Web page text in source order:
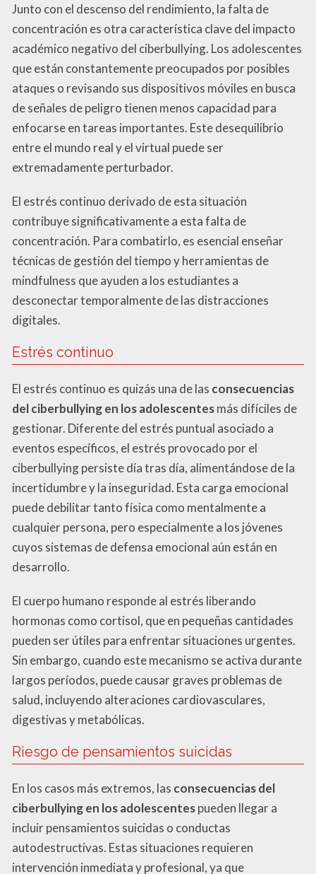
Junto con el descenso del rendimiento, la falta de
concentración es otra característica clave del impacto
académico negativo del ciberbullying. Los adolescentes
que están constantemente preocupados por posibles
ataques o revisando sus dispositivos móviles en busca
de señales de peligro tienen menos capacidad para
enfocarse en tareas importantes. Este desequilibrio
entre el mundo real y el virtual puede ser
extremadamente perturbador.
El estrés continuo derivado de esta situación
contribuye significativamente a esta falta de
concentración. Para combatirlo, es esencial enseñar
técnicas de gestión del tiempo y herramientas de
mindfulness que ayuden a los estudiantes a
desconectar temporalmente de las distracciones
digitales.
Estrés continuo
El estrés continuo es quizás una de las consecuencias
del ciberbullying en los adolescentesmás difíciles de
gestionar. Diferente del estrés puntual asociado a
eventos específicos, el estrés provocado por el
ciberbullying persiste día tras día, alimentándose de la
incertidumbre y la inseguridad. Esta carga emocional
puede debilitar tanto física como mentalmente a
cualquier persona, pero especialmente a los jóvenes
cuyos sistemas de defensa emocional aún están en
desarrollo.
El cuerpo humano responde al estrés liberando
hormonas como cortisol, que en pequeñas cantidades
pueden ser útiles para enfrentar situaciones urgentes.
Sin embargo, cuando este mecanismo se activa durante
largos períodos, puede causar graves problemas de
salud, incluyendo alteraciones cardiovasculares,
digestivas y metabólicas.
Riesgo de pensamientos suicidas
En los casos más extremos, las consecuencias del
ciberbullying en los adolescentespueden llegar a
incluir pensamientos suicidas o conductas
autodestructivas. Estas situaciones requieren
intervención inmediata y profesional, ya que